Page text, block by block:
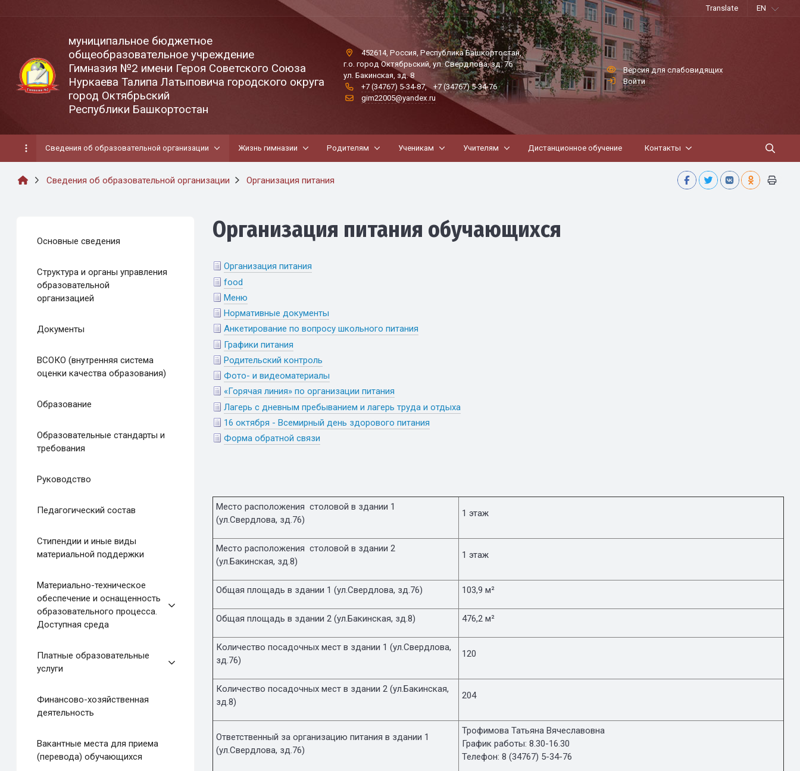
Translate EN
муниципальное бюджетное
общеобразовательное учреждение
Гимназия №2 имени Героя Советского Союза
Нуркаева Талипа Латыповича городского округа
город Октябрьский
Республики Башкортостан
452614, Россия, Республика Башкортостан,
г.о. город Октябрьский, ул. Свердлова, зд. 76
ул. Бакинская, зд. 8
+7 (34767) 5-34-87,
+7 (34767) 5-34-76
gim22005@yandex.ru
Версия для слабовидящих
Войти
Сведения об образовательной организации Жизнь гимназии Родителям Ученикам Учителям Дистанционное обучение Контакты
Сведения об образовательной организации Организация питания
Основные сведения
Структура и органы управления
образовательной
организацией
Документы
ВСОКО (внутренняя система
оценки качества образования)
Образование
Образовательные стандарты и
требования
Руководство
Педагогический состав
Стипендии и иные виды
материальной поддержки
Материально-техническое
обеспечение и оснащенность
образовательного процесса.
Доступная среда
Платные образовательные
услуги
Финансово-хозяйственная
деятельность
Вакантные места для приема
(перевода) обучающихся
Организация питания обучающихся
Организация питания
food
Меню
Нормативные документы
Анкетирование по вопросу школьного питания
Графики питания
Родительский контроль
Фото- и видеоматериалы
«Горячая линия» по организации питания
Лагерь с дневным пребыванием и лагерь труда и отдыха
16 октября - Всемирный день здорового питания
Форма обратной связи
Место расположения столовой в здании 1
(ул.Свердлова, зд.76)
1 этаж
Место расположения столовой в здании 2
(ул.Бакинская, зд.8)
1 этаж
Общая площадь в здании 1 (ул.Свердлова, зд.76) 103,9 м²
Общая площадь в здании 2 (ул.Бакинская, зд.8) 476,2 м²
Количество посадочных мест в здании 1 (ул.Свердлова,
зд.76)
120
Количество посадочных мест в здании 2 (ул.Бакинская,
зд.8)
204
Ответственный за организацию питания в здании 1
(ул.Свердлова, зд.76)
Трофимова Татьяна Вячеславовна
График работы: 8.30-16.30
Телефон: 8 (34767) 5-34-76